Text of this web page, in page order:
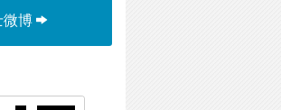
微博